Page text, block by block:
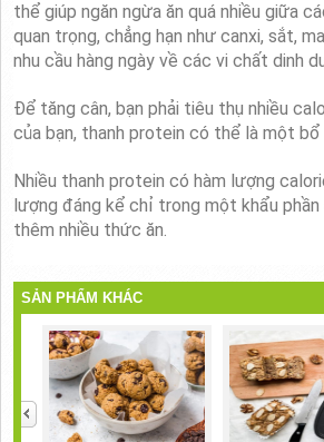
thể giúp ngăn ngừa ăn quá nhiều giữa
quan trọng, chẳng hạn như canxi, sắt,
nhu cầu hàng ngày về các vi chất dinh
Để tăng cân, bạn phải tiêu thụ nhiều
của bạn, thanh protein có thể là một
Nhiều thanh protein có hàm lượng
lượng đáng kể chỉ trong một khẩu phần
thêm nhiều thức ăn.
SẢN PHẨM KHÁC